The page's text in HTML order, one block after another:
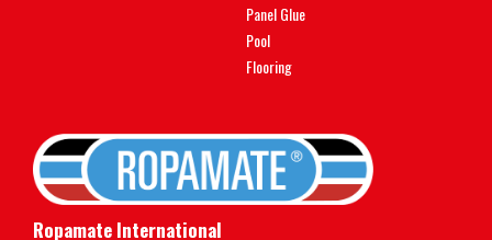
Panel Glue
Pool
Flooring
Ropamate International